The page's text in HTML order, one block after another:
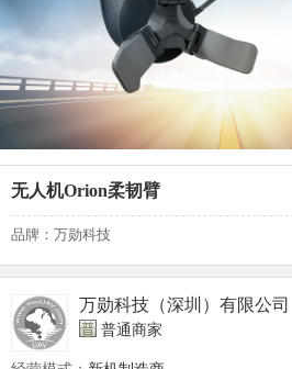
无人机Orion柔韧臂
品牌：万勋科技
万勋科技（深圳）有限公司
普通商家